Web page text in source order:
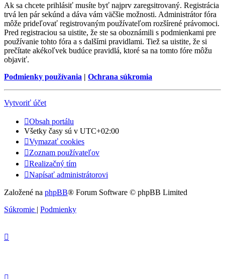
Ak sa chcete prihlásiť musíte byť najprv zaregsitrovaný. Registrácia
trvá len pár sekúnd a dáva vám väčšie možnosti. Administrátor fóra
môže prideľovať registrovaným používateľom rozšírené právomoci.
Pred registraciou sa uistite, že ste sa oboznámili s podmienkami pre
používanie tohto fóra a s dalšími pravidlami. Tiež sa uistite, že si
prečítate akékoľvek budúce pravidlá, ktoré sa na tomto fóre môžu
objaviť.
Podmienky používania | Ochrana súkromia
Vytvoriť účet
Obsah portálu
Všetky časy sú v UTC+02:00
Vymazať cookies
Zoznam používateľov
Realizačný tím
Napísať administrátorovi
Založené na phpBB® Forum Software © phpBB Limited
Súkromie | Podmienky